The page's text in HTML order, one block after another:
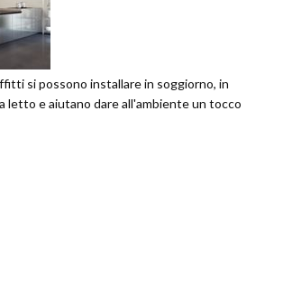
si possono installare in soggiorno, in
letto e aiutano dare all'ambiente un tocco